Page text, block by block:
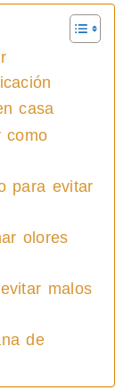
casa
como
para evitar
olores
malos
de